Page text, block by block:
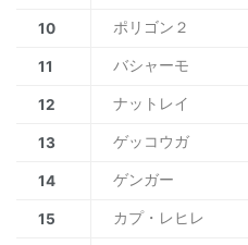
10 ポリゴン２
11 バシャーモ
12 ナットレイ
13 ゲッコウガ
14 ゲンガー
15 カプ・レヒレ